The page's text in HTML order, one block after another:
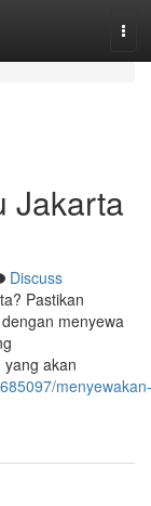
Jakarta
Discuss
Pastikan
menyewa
akan
menyewakan-